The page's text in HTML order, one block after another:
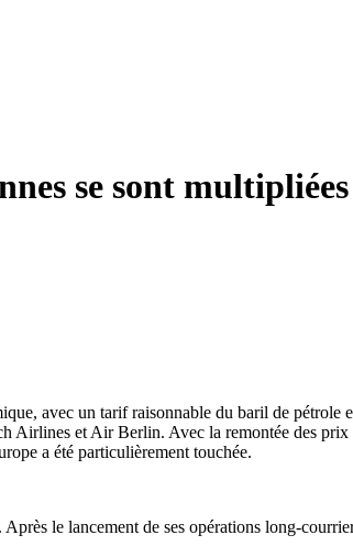
se sont multipliées
avec un tarif raisonnable du baril de
Airlines et Air Berlin. Avec la remontée des
a été particulièrement touchée.
le lancement de ses opérations long-